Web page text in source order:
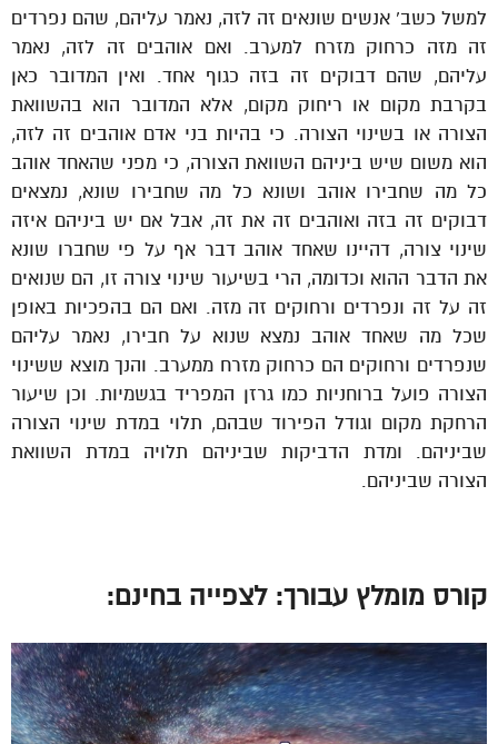
למשל כשב’ אנשים שונאים זה לזה, נאמר עליהם, שהם נפרדים
זה מזה כרחוק מזרח למערב. ואם אוהבים זה לזה, נאמר
עליהם, שהם דבוקים זה בזה כגוף אחד. ואין המדובר כאן
בקרבת מקום או ריחוק מקום, אלא המדובר הוא בהשוואת
הצורה או בשינוי הצורה. כי בהיות בני אדם אוהבים זה לזה,
הוא משום שיש ביניהם השוואת הצורה, כי מפני שהאחד אוהב
כל מה שחבירו אוהב ושונא כל מה שחבירו שונא, נמצאים
דבוקים זה בזה ואוהבים זה את זה, אבל אם יש ביניהם איזה
שינוי צורה, דהיינו שאחד אוהב דבר אף על פי שחברו שונא
את הדבר ההוא וכדומה, הרי בשיעור שינוי צורה זו, הם שנואים
זה על זה ונפרדים ורחוקים זה מזה. ואם הם בהפכיות באופן
שכל מה שאחד אוהב נמצא שנוא על חבירו, נאמר עליהם
שנפרדים ורחוקים הם כרחוק מזרח ממערב. והנך מוצא ששינוי
הצורה פועל ברוחניות כמו גרזן המפריד בגשמיות. וכן שיעור
הרחקת מקום וגודל הפירוד שבהם, תלוי במדת שינוי הצורה
שביניהם. ומדת הדביקות שביניהם תלויה במדת השוואת
הצורה שביניהם.
קורס מומלץ עבורך: לצפייה בחינם: